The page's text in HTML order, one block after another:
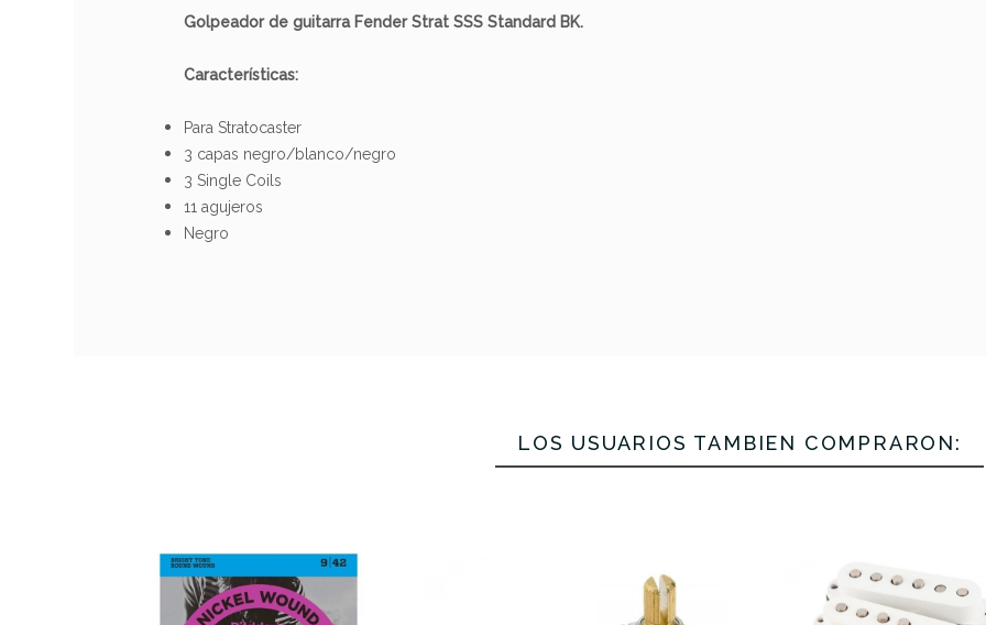
Golpeador de guitarra Fender Strat SSS Standard BK.
Características:
Para Stratocaster
3 capas negro/blanco/negro
3 Single Coils
11 agujeros
Negro
ReferenciaGOLPGUIFEN016
DESCRIPCIÓN
LOS USUARIOS TAMBIÉN COMPRARON: